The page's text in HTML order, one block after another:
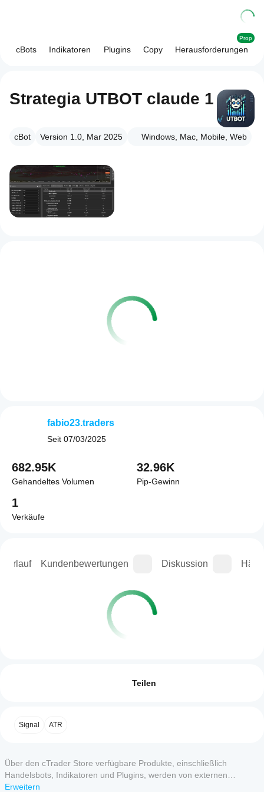
cBots Indikatoren Plugins Copy Herausforderungen
Prop
Strategia UTBOT claude 1
cBot Version 1.0, Mar 2025 Windows, Mac, Mobile, Web
Kundenbewertungen Diskussion
Kundenbewertungen
gibt
keine
Starten
Sie nach
eine
Cloud-
oder
Welche
unterstützen
cBots?
Alle cTrader-
Teilen
Signal ATR
Über den cTrader Store verfügbare Produkte, einschließlich
Handelsbots, Indikatoren und Plugins, werden von externen
Entwicklern bereitgestellt und nur zu Informations- und technischen
Erweitern
fabio23.traders
Seit 07/03/2025
682.95K
Gehandeltes Volumen
32.96K
Pip-Gewinn
1
Verkäufe